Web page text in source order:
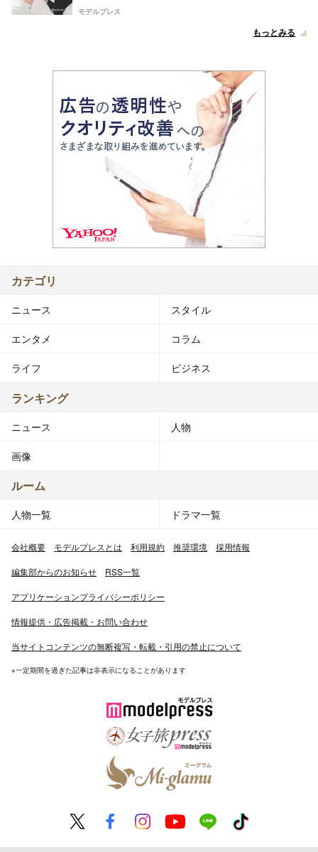
モデルプレス
もっとみる
カテゴリ
ニュース スタイル
エンタメ コラム
ライフ ビジネス
ランキング
ニュース 人物
画像
ルーム
人物一覧 ドラマ一覧
会社概要 モデルプレスとは 利用規約 推奨環境 採用情報
編集部からのお知らせ RSS一覧
アプリケーションプライバシーポリシー
情報提供・広告掲載・お問い合わせ
当サイトコンテンツの無断複写・転載・引用の禁止について
※一定期間を過ぎた記事は非表示になることがあります